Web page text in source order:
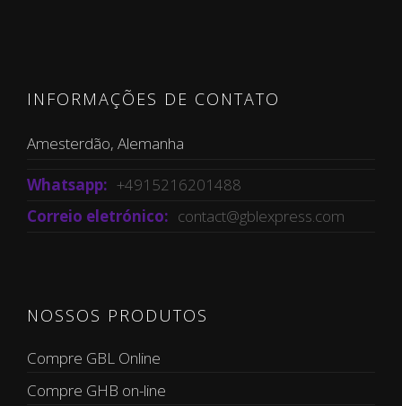
INFORMAÇÕES DE CONTATO
Amesterdão, Alemanha
Whatsapp: +4915216201488
Correio eletrónico: contact@gblexpress.com
NOSSOS PRODUTOS
Compre GBL Online
Compre GHB on-line